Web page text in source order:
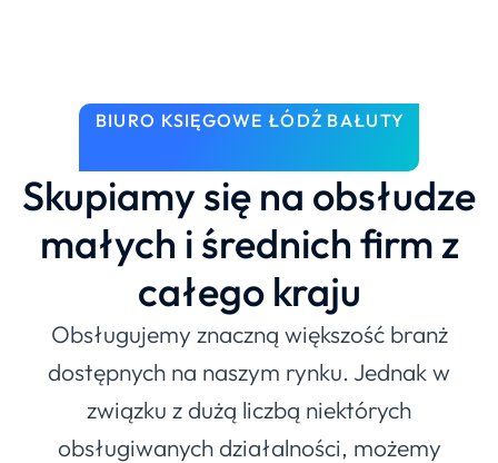
BIURO KSIĘGOWE ŁÓDŹ BAŁUTY
Skupiamy się na obsłudze
małych i średnich firm z
całego kraju
Obsługujemy znaczną większość branż
dostępnych na naszym rynku. Jednak w
związku z dużą liczbą niektórych
obsługiwanych działalności, możemy